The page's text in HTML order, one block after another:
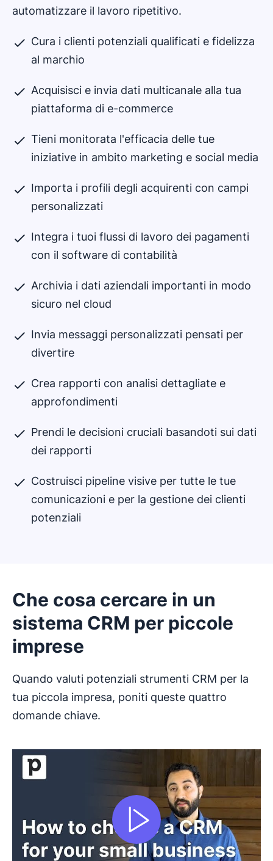
automatizzare il lavoro ripetitivo.
Cura i clienti potenziali qualificati e fidelizza
al marchio
Acquisisci e invia dati multicanale alla tua
piattaforma di e-commerce
Tieni monitorata l'efficacia delle tue
iniziative in ambito marketing e social media
Importa i profili degli acquirenti con campi
personalizzati
Integra i tuoi flussi di lavoro dei pagamenti
con il software di contabilità
Archivia i dati aziendali importanti in modo
sicuro nel cloud
Invia messaggi personalizzati pensati per
divertire
Crea rapporti con analisi dettagliate e
approfondimenti
Prendi le decisioni cruciali basandoti sui dati
dei rapporti
Costruisci pipeline visive per tutte le tue
comunicazioni e per la gestione dei clienti
potenziali
Che cosa cercare in un
sistema CRM per piccole
imprese
Quando valuti potenziali strumenti CRM per la
tua piccola impresa, poniti queste quattro
domande chiave.